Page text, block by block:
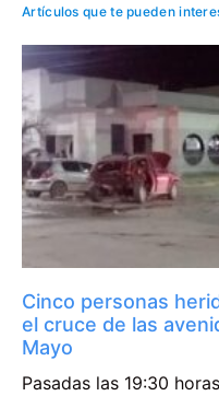
Artículos que te pueden
Cinco personas
el cruce de las
Mayo
Pasadas las 19:30